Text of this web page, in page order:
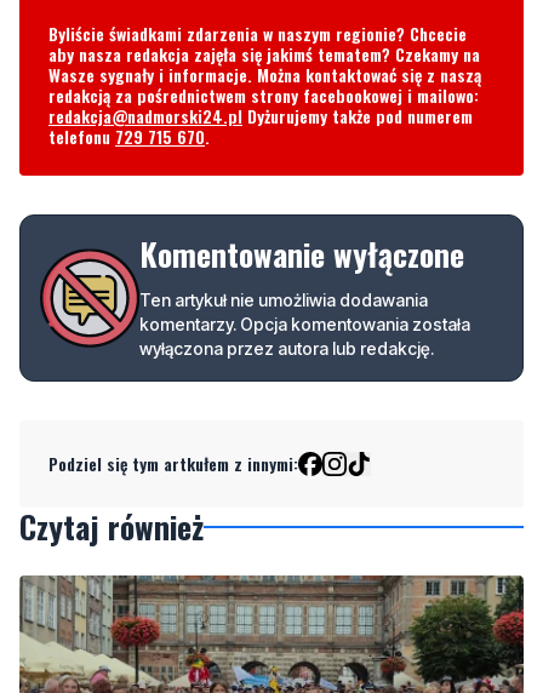
redakcja@nadmorski24.plDyżurujemy także pod numerem
telefonu729 715 670.
Komentowanie wyłączone
Ten artykuł nie umożliwia dodawania
wyłączona przez autora lub redakcję.
Podziel się tym artkułem z innymi:
NOWE